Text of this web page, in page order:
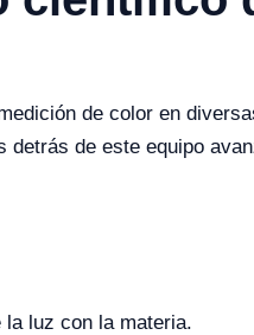
de color en
de este equipo
luz con la materia.